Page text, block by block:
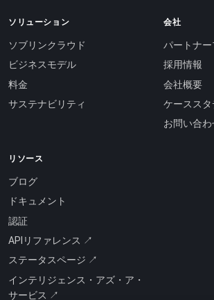
ソリューション
ソブリンクラウド
ビジネスモデル
料金
サステナビリティ
会社
パートナー
採用情報
会社概要
ケーススタ
お問い合わ
リソース
ブログ
ドキュメント
認証
APIリファレンス ↗
ステータスページ ↗
インテリジェンス・アズ・ア・
サービス ↗